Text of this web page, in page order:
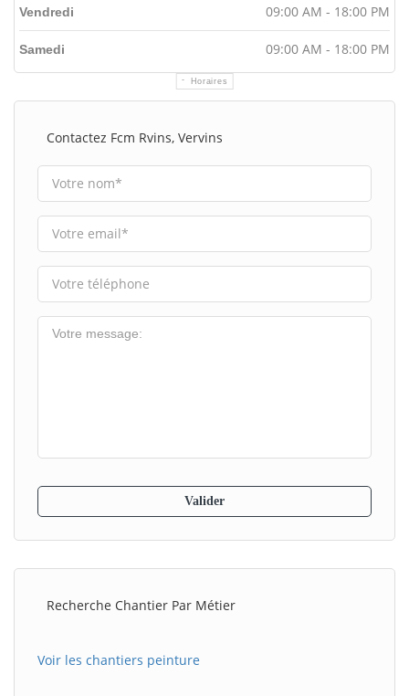
Horaires
Vendredi 09:00 AM - 18:00 PM
Samedi 09:00 AM - 18:00 PM
Contactez Fcm Rvins, Vervins
Recherche Chantier Par Métier
Voir les chantiers peinture